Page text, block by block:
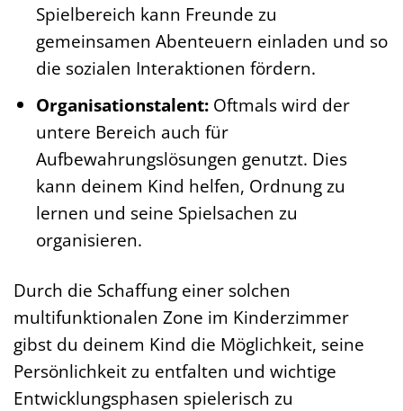
Spielbereich kann Freunde zu
gemeinsamen Abenteuern einladen und so
die sozialen Interaktionen fördern.
Organisationstalent: Oftmals wird der
untere Bereich auch für
Aufbewahrungslösungen genutzt. Dies
kann deinem Kind helfen, Ordnung zu
lernen und seine Spielsachen zu
organisieren.
Durch die Schaffung einer solchen
multifunktionalen Zone im Kinderzimmer
gibst du deinem Kind die Möglichkeit, seine
Persönlichkeit zu entfalten und wichtige
Entwicklungsphasen spielerisch zu